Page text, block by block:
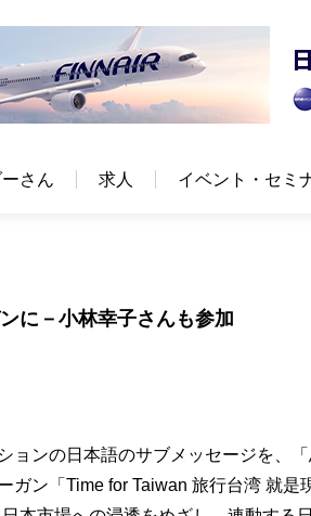
さん 求人 イベント・セミ
に－小林幸子さんも参加
ョンの日本語のサブメッセージを、
ン「Time for Taiwan 旅行台湾 就是